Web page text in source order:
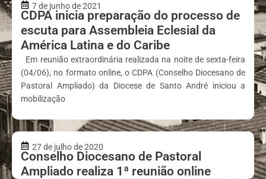
7 de junho de 2021
CDPA inicia preparação do processo de
escuta para Assembleia Eclesial da
América Latina e do Caribe
Em reunião extraordinária realizada na noite de sexta-feira
(04/06), no formato online, o CDPA (Conselho Diocesano de
Pastoral Ampliado) da Diocese de Santo André iniciou a
mobilização
27 de julho de 2020
Conselho Diocesano de Pastoral
Ampliado realiza 1ª reunião online